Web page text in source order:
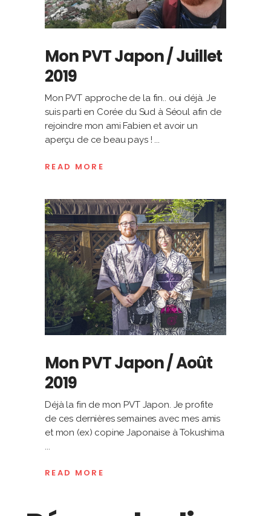
Mon PVT Japon / Juillet
2019
Mon PVT approche de la fin.. oui déjà. Je
suis parti en Corée du Sud à Séoul afin de
rejoindre mon ami Fabien et avoir un
aperçu de ce beau pays !
READ MORE
Mon PVT Japon / Août
2019
Déjà la fin de mon PVT Japon. Je profite
de ces dernières semaines avec mes amis
et mon (ex) copine Japonaise à Tokushima
READ MORE